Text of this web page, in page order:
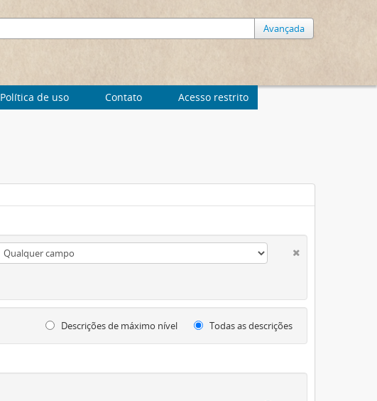
Avançada
Política de uso Contato Acesso restrito
Descrições de máximo nível Todas as descrições